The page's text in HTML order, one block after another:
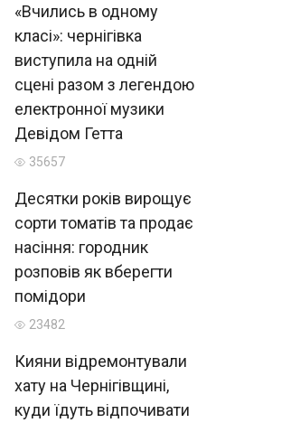
«Вчились в одному
класі»: чернігівка
виступила на одній
сцені разом з легендою
електронної музики
Девідом Гетта
35657
Десятки років вирощує
сорти томатів та продає
насіння: городник
розповів як вберегти
помідори
23482
Кияни відремонтували
хату на Чернігівщині,
куди їдуть відпочивати